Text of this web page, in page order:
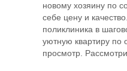
новому хозяину по
себе цену и
поликлиника в
уютную квартиру
просмотр.